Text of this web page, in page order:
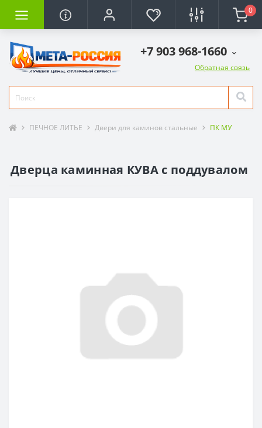
0
+7 903 968-1660
Обратная связь
ПЕЧНОЕ ЛИТЬЕ Двери для каминов стальные ПК МУ
Дверца каминная КУВА с поддувалом